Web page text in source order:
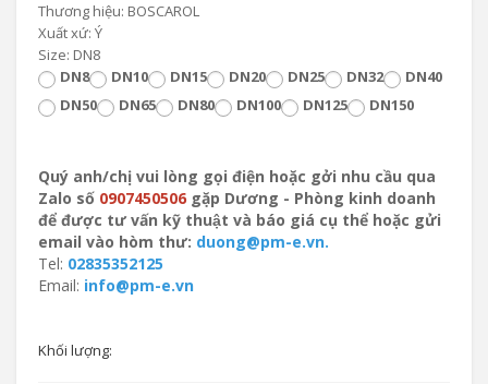
Thương hiệu: BOSCAROL
Xuất xứ: Ý
Size: DN8
DN8
DN10 DN15 DN20 DN25 DN32
DN40
DN50
DN65 DN80 DN100 DN125 DN150
Quý anh/chị vui lòng gọi điện hoặc gởi nhu cầu qua
Zalo số 0907450506 gặp Dương - Phòng kinh doanh
để được tư vấn kỹ thuật và báo giá cụ thể hoặc gửi
email vào hòm thư: duong@pm-e.vn.
Tel: 02835352125
Email: info@pm-e.vn
Khối lượng: